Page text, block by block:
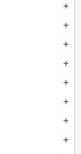
add
add
add
add
add
add
add
add